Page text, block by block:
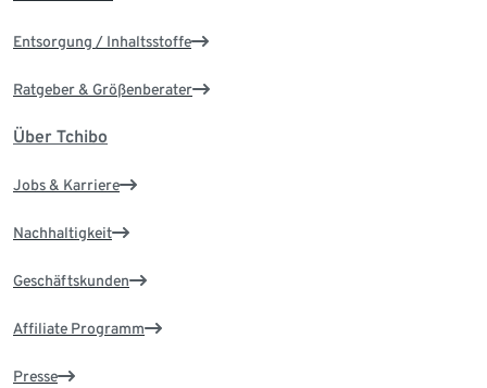
Entsorgung / Inhaltsstoffe
Ratgeber & Größenberater
Über Tchibo
Jobs & Karriere
Nachhaltigkeit
Geschäftskunden
Affiliate Programm
Presse